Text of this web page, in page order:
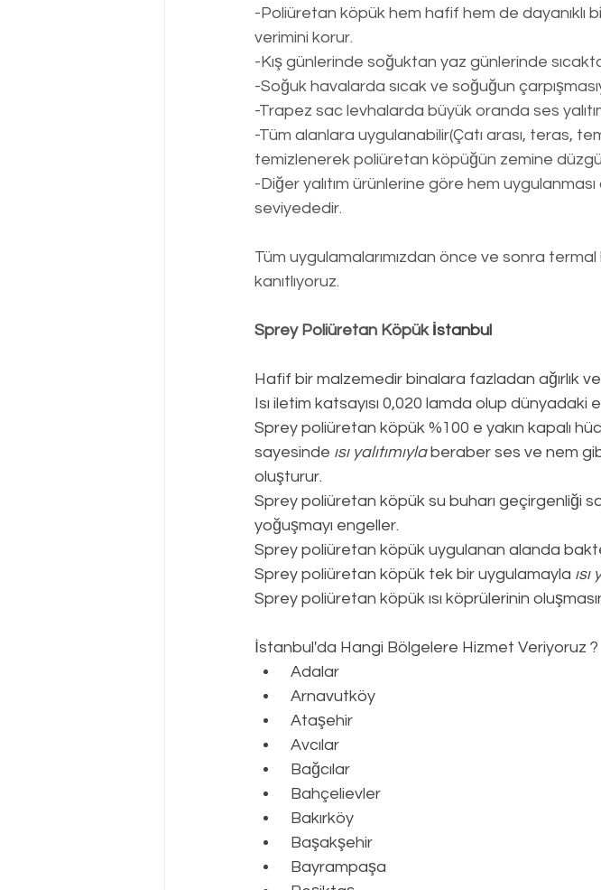
-Poliüretan köpük hem hafif hem de dayanıklı
verimini korur.
-Kış günlerinde soğuktan yaz günlerinde
-Soğuk havalarda sıcak ve soğuğun
-Trapez sac levhalarda büyük oranda ses
-Tüm alanlara uygulanabilir(Çatı arası, teras,
temizlenerek poliüretan köpüğün zemine
-Diğer yalıtım ürünlerine göre hem
seviyededir.
Tüm uygulamalarımızdan önce ve sonra termal
kanıtlıyoruz.
Sprey Poliüretan Köpük İstanbul
Hafif bir malzemedir binalara fazladan ağırlık
Isı iletim katsayısı 0,020 lamda olup dünyadaki
Sprey poliüretan köpük %100 e yakın kapalı
sayesinde ısı yalıtımıyla beraber ses ve nem
oluşturur.
Sprey poliüretan köpük su buharı geçirgenliği
yoğuşmayı engeller.
Sprey poliüretan köpük uygulanan alanda
Sprey poliüretan köpük tek bir uygulamayla ısı
Sprey poliüretan köpük ısı köprülerinin
İstanbul'da Hangi Bölgelere Hizmet Veriyoruz ?
Adalar
Arnavutköy
Ataşehir
Avcılar
Bağcılar
Bahçelievler
Bakırköy
Başakşehir
Bayrampaşa